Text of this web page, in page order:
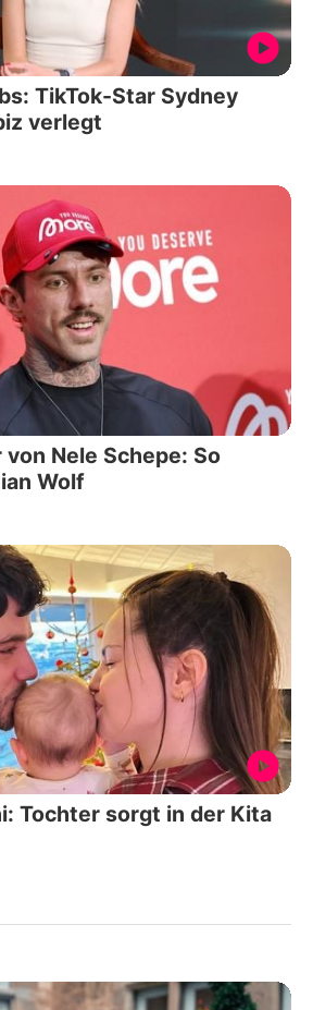
TikTok-Star Sydney
verlegt
Nele Schepe: So
Wolf
Tochter sorgt in der Kita